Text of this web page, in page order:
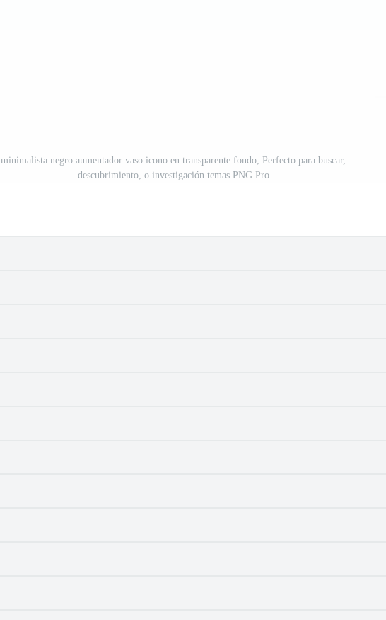
minimalista negro aumentador vaso icono en transparente fondo, Perfecto para buscar,
descubrimiento, o investigación temas PNG Pro